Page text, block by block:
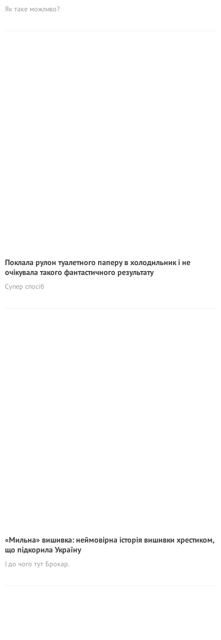
Як таке можливо?
Поклала рулон туалетного паперу в холодильник і не
очікувала такого фантастичного результату
Супер спосіб
«Мильна» вишивка: неймовірна історія вишивки хрестиком,
що підкорила Україну
І до чого тут Брокар.